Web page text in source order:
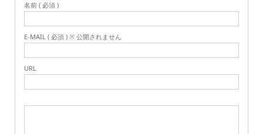
名前 ( 必須 )
E-MAIL ( 必須 ) ※ 公開されません
URL